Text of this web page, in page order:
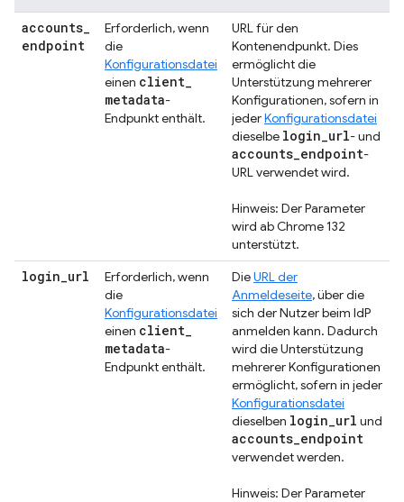
accounts_
endpoint
Erforderlich, wenn
die
Konfigurationsdatei
einen client_
metadata-
Endpunkt enthält.
URL für den
Kontenendpunkt. Dies
ermöglicht die
Unterstützung mehrerer
Konfigurationen, sofern in
jederKonfigurationsdatei
dieselbe login_url- und
accounts_endpoint-
URL verwendet wird.
Hinweis: Der Parameter
wird ab Chrome 132
unterstützt.
login_url
Erforderlich, wenn
die
Konfigurationsdatei
einen client_
metadata-
Endpunkt enthält.
DieURL der
Anmeldeseite, über die
sich der Nutzer beim IdP
anmelden kann. Dadurch
wird die Unterstützung
mehrerer Konfigurationen
ermöglicht, sofern in jeder
Konfigurationsdatei
dieselben login_url und
accounts_endpoint
verwendet werden.
Hinweis: Der Parameter